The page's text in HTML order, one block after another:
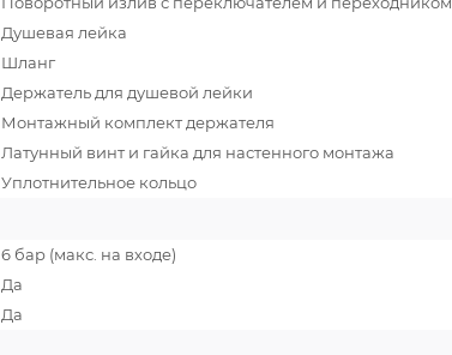
Душевая лейка
Шланг
Держатель для душевой лейки
Монтажный комплект держателя
Латунный винт и гайка для настенного монтажа
Уплотнительное кольцо
6 бар (макс. на входе)
Да
Да